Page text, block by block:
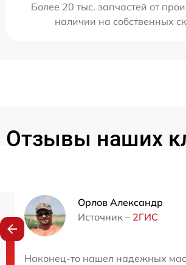
Более 20 тыс. запчастей от
наличии на собственных
Отзывы наших
Орлов Александр
Источник – 2ГИС
Наконец-то нашел надежных
Нужна